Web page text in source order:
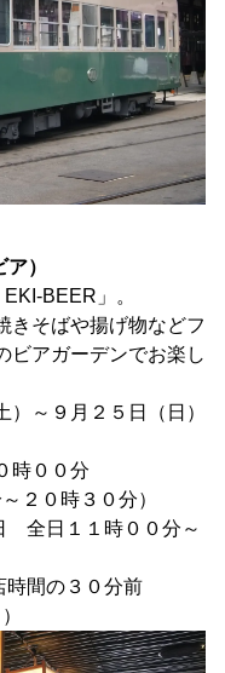
）
BEER」。
きそばや揚げ物などフ
ビアガーデンでお楽し
～９月２５日（日）
時００分
０時３０分）
１１時００分～
の３０分前